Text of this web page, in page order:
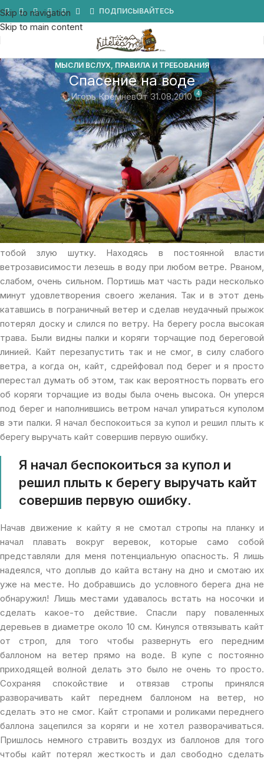
Skip to navigation
Skip to main content
ПОДПИСЫВАЙТЕСЬ
МЫСЛИ ВСЛУХ, ПРАВИЛА И ТРЕБОВАНИЯ
Спасение на воде
Игорь КремнёвОт 31.08.2010 4
Что побудило меня на написание данной статьи. На самом
деле сделать некую работу над ошибками. Прокрутить еще
раз случившиеся у себя в голове и сделать некие выводы.
Поделиться этой информацией с людьми, которые сами
того не желая могут попасть в похожую ситуацию. И начну
наверное с того что скажу о хорошем дне и прекрасных
ощущениях которые дарит кайтсерфинг. Катание по воде,
прыжки, ощущение полета — вот ради чего кайтингом
хочется заниматься все больше и больше. И эта постоянная
ненасытность, голодание в отсутствие ветра играют с
тобой злую шутку. Находясь в постоянной власти
ветрозависимости лезешь в воду при любом ветре. Рваном,
слабом, очень сильном. Портишь мат часть ради несколько
минут удовлетворения своего желания. Так и в этот день
катавшись в пограничный ветер и сделав неудачный прыжок
потерял доску и слился по ветру. На берегу росла высокая
трава. Были видны палки и коряги торчащие под береговой
линией. Кайт перезапустить так и не смог, в силу слабого
ветра, а когда он, кайт, сдрейфовал под берег и я просто
перестал думать об этом, так как вероятность порвать его
об коряги торчащие из воды была очень высока. Он уперся
под берег и наполнившись ветром начал упираться куполом
в эти палки. Я начал беспокоиться за купол и решил плыть к
берегу выручать кайт совершив первую ошибку.
Я начал беспокоиться за купол и
решил плыть к берегу выручать кайт
совершив первую ошибку.
Начав движение к кайту я не смотал стропы на планку и
начал плавать вокруг веревок, которые само собой
представляли для меня потенциальную опасность. Я лишь
надеялся, что доплыв до кайта встану на дно и смотаю их
уже на месте. Но добравшись до условного берега дна не
обнаружил! Лишь местами удавалось встать на носочки и
сделать какое-то действие. Спасли пару поваленных
деревьев в диаметре около 10 см. Кинулся отвязывать кайт
от строп, для того чтобы развернуть его передним
баллоном на ветер прямо на воде. В купе с постоянно
приходящей волной делать это было не очень то просто.
Сохраняя спокойствие и отвязав стропы принялся
разворачивать кайт переднем баллоном на ветер, но
сделать это не смог. Кайт стропами и роликами переднего
баллона зацепился за коряги и не хотел разворачиваться.
Пришлось немного стравить воздух из баллонов для того
чтобы кайт потерял жесткость и дал свободно сделать